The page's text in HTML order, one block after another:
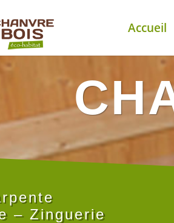
Accueil
–Zinguerie